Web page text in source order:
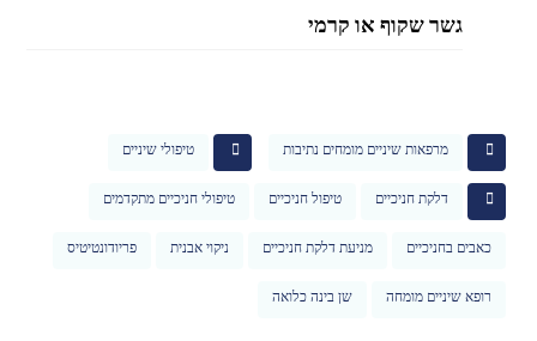
גשר שקוף או קרמי
מרפאות שיניים מומחים נתיבות טיפולי שיניים
דלקת חניכיים טיפול חניכיים טיפולי חניכיים מתקדמים
כאבים בחניכיים מניעת דלקת חניכיים ניקוי אבנית פריודונטיטיס
רופא שיניים מומחה שן בינה כלואה